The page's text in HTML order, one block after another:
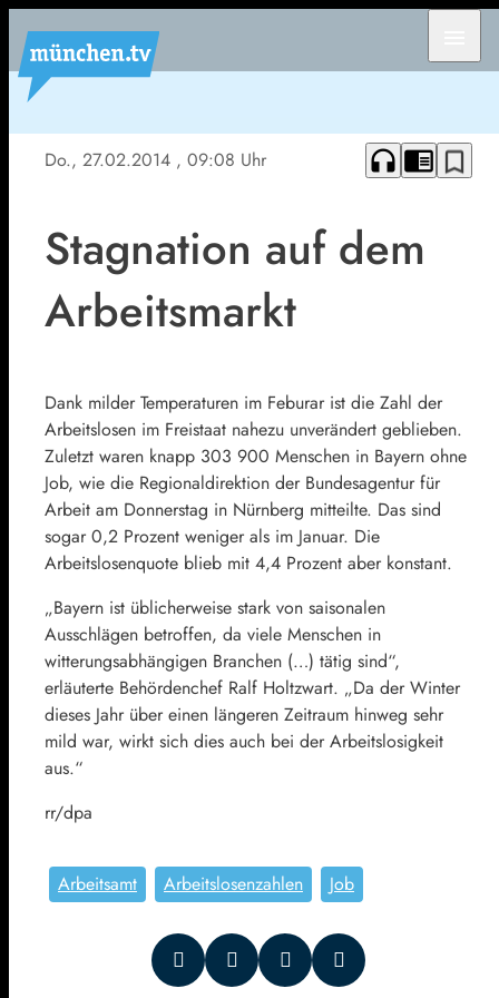
Do., 27.02.2014 , 09:08 Uhr headphones chrome_reader_mode bookmark_border
Stagnation auf dem
Arbeitsmarkt
Dank milder Temperaturen im Feburar ist die Zahl der
Arbeitslosen im Freistaat nahezu unverändert geblieben.
Zuletzt waren knapp 303 900 Menschen in Bayern ohne
Job, wie die Regionaldirektion der Bundesagentur für
Arbeit am Donnerstag in Nürnberg mitteilte. Das sind
sogar 0,2 Prozent weniger als im Januar. Die
Arbeitslosenquote blieb mit 4,4 Prozent aber konstant.
„Bayern ist üblicherweise stark von saisonalen
Ausschlägen betroffen, da viele Menschen in
witterungsabhängigen Branchen (…) tätig sind“,
erläuterte Behördenchef Ralf Holtzwart. „Da der Winter
dieses Jahr über einen längeren Zeitraum hinweg sehr
mild war, wirkt sich dies auch bei der Arbeitslosigkeit
aus.“
rr/dpa
Arbeitsamt Arbeitslosenzahlen Job